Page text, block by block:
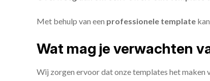
Met behulp van een professionele template
Wat mag je verwachten
Wij zorgen ervoor dat onze templates het maken